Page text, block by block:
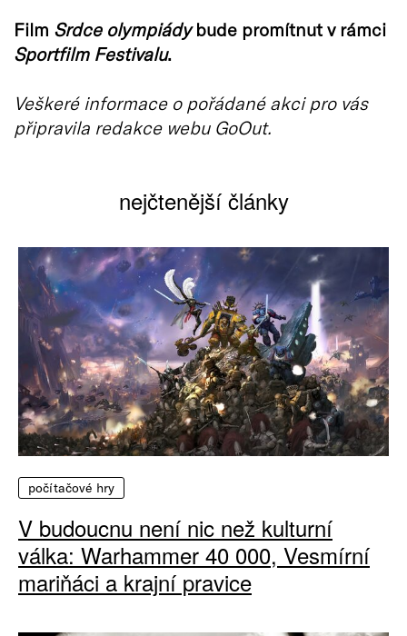
Film Srdce olympiádybude promítnut v rámci
Sportfilm Festivalu.
Veškeré informace o pořádané akci pro vás
připravila redakce webu GoOut.
nejčtenější články
počítačové hry
V budoucnu není nic než kulturní
válka: Warhammer 40 000, Vesmírní
mariňáci a krajní pravice